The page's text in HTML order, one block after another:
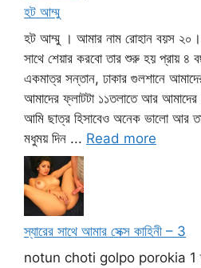
হট আম্মু
হট আম্মু । আমার নাম রোহান বয়স
সাথে শেয়ার করবো তার শুরু হয় প্রায় ৪
একমাত্র সন্তান, ঢাকার গুলশানে
আমাদের ফ্লাটটা ১১তলাতে আর আমাদের
আমি ছাত্র হিসাবেও অনেক ভালো আর
মধুময় দিন ... Read more
স্যারের সাথে আমার সেক্স কাহিনী – 3
notun choti golpo porokia 1